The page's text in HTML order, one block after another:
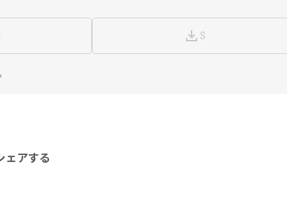
S
ェアする